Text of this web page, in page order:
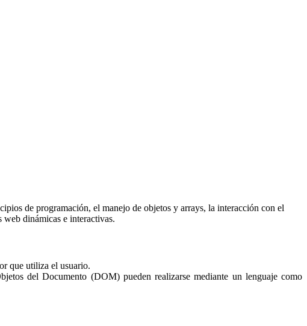
de programación, el manejo de objetos y arrays, la interacción con el
dinámicas e interactivas.
que utiliza el usuario.
del Documento (DOM) pueden realizarse mediante un lenguaje como